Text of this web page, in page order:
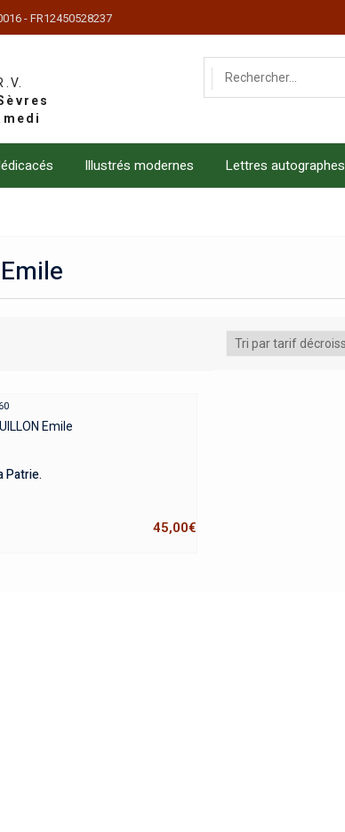
- FR12450528237
Illustrés modernes Lettres autographes
Emile
Patrie.
45,00€